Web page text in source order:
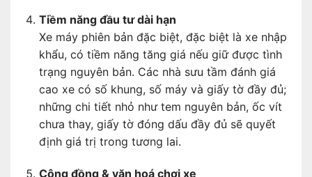
Tiềm năng đầu tư dài hạn
Xe máy phiên bản đặc biệt, đặc biệt là xe nhập
khẩu, có tiềm năng tăng giá nếu giữ được tình
trạng nguyên bản. Các nhà sưu tầm đánh giá
cao xe có số khung, số máy và giấy tờ đầy đủ;
những chi tiết nhỏ như tem nguyên bản, ốc vít
chưa thay, giấy tờ đóng dấu đầy đủ sẽ quyết
định giá trị trong tương lai.
Cộng đồng & văn hoá chơi xe